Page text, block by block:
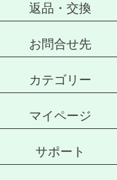
返品・交換
お問合せ先
カテゴリー
マイページ
サポート